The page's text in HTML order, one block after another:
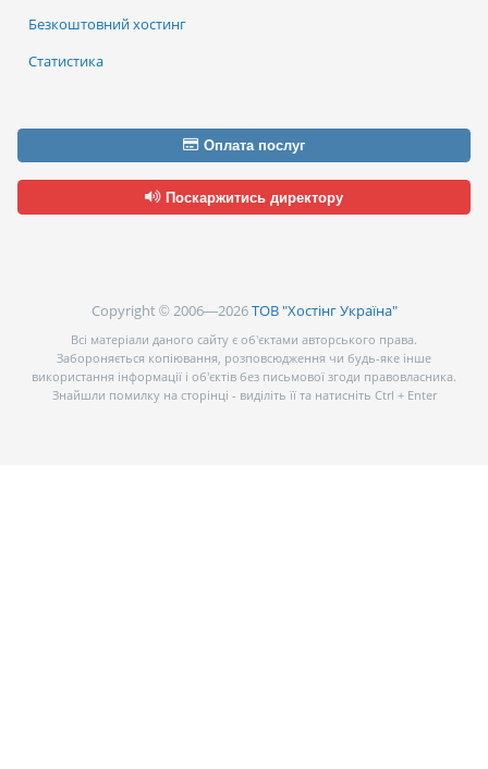
Безкоштовний хостинг
Статистика
Оплата послуг
Поскаржитись директору
Copyright © 2006—2026ТОВ "Хостінг Україна"
Всі матеріали даного сайту є об’єктами авторського права.
Забороняється копіювання, розповсюдження чи будь-яке інше
використання інформації і об’єктів без письмової згоди правовласника.
Знайшли помилку на сторінці - виділіть її та натисніть Ctrl + Enter